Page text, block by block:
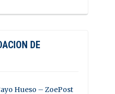
DE
Hueso – ZoePost